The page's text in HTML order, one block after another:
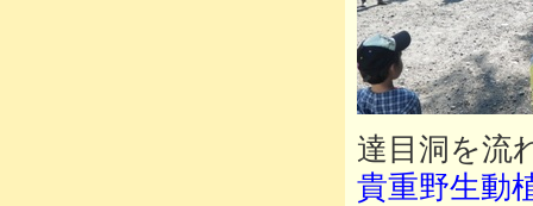
達目洞を流
貴重野生動